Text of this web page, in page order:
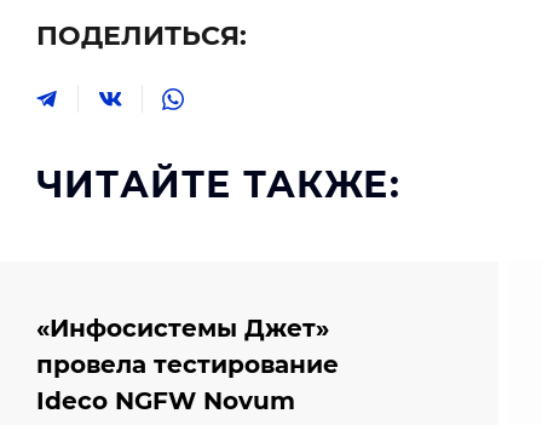
ПОДЕЛИТЬСЯ:
ЧИТАЙТЕ ТАКЖЕ:
«Инфосистемы Джет»
провела тестирование
Ideco NGFW Novum